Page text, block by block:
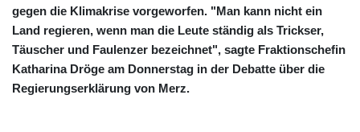
gegen die Klimakrise vorgeworfen. "Man kann nicht ein
Land regieren, wenn man die Leute ständig als Trickser,
Täuscher und Faulenzer bezeichnet", sagte Fraktionschefin
Katharina Dröge am Donnerstag in der Debatte über die
Regierungserklärung von Merz.